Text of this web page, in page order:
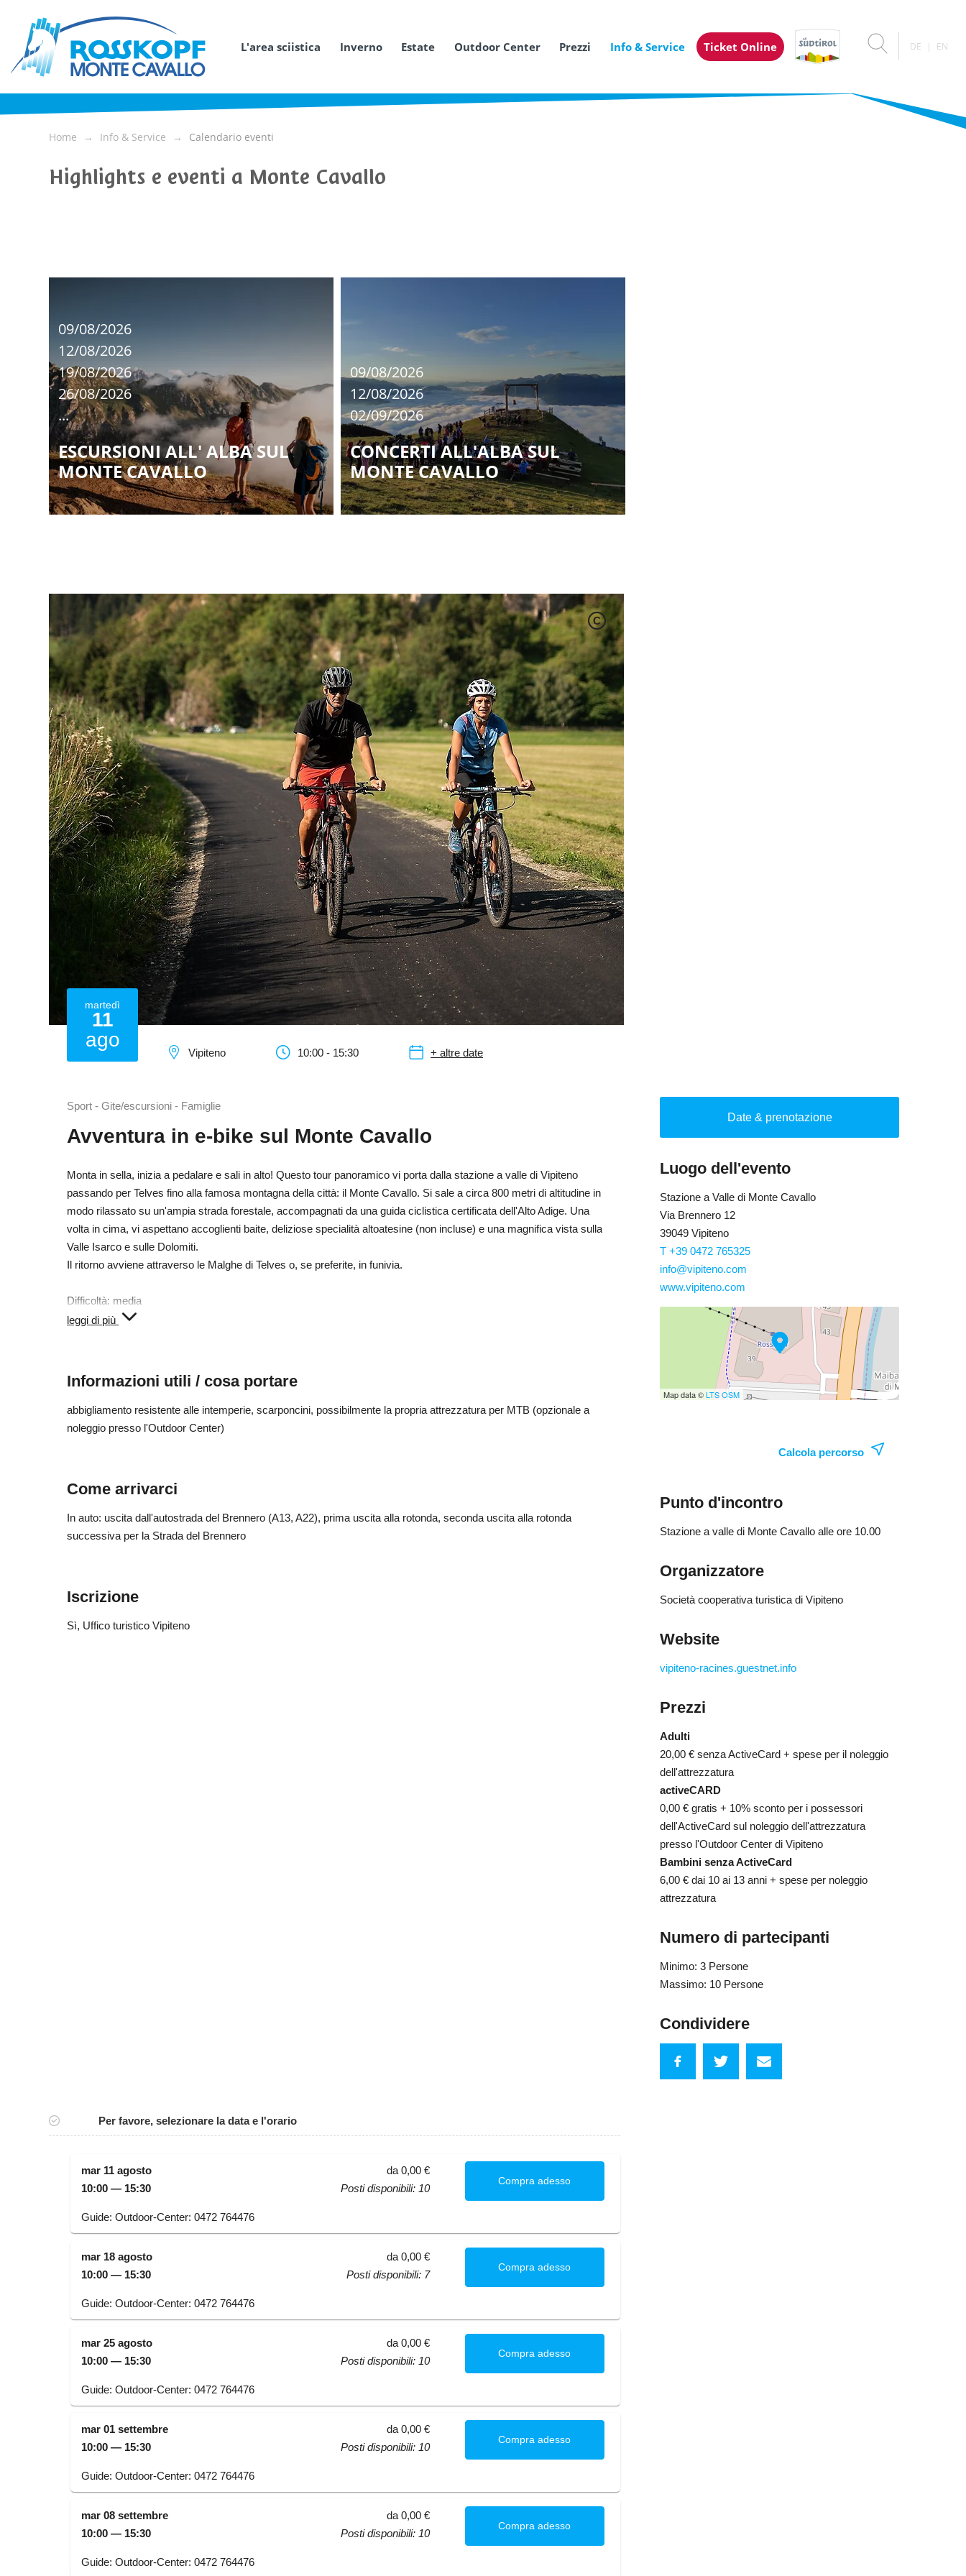
L'area sciistica Inverno Estate Outdoor Center Prezzi Info & Service Ticket Online DE EN
Home Info & Service Calendario eventi
Highlights e eventi a Monte Cavallo
09/08/2026
12/08/2026
19/08/2026
26/08/2026
...
ESCURSIONI ALL' ALBA SUL
MONTE CAVALLO
09/08/2026
12/08/2026
02/09/2026
CONCERTI ALL'ALBA SUL
MONTE CAVALLO
C
martedì
11
ago
Vipiteno 10:00 - 15:30 + altre date
Sport - Gite/escursioni - Famiglie
Avventura in e-bike sul Monte Cavallo
Monta in sella, inizia a pedalare e sali in alto! Questo tour panoramico vi porta dalla stazione a valle di Vipiteno
passando per Telves fino alla famosa montagna della città: il Monte Cavallo. Si sale a circa 800 metri di altitudine in
modo rilassato su un'ampia strada forestale, accompagnati da una guida ciclistica certificata dell'Alto Adige. Una
volta in cima, vi aspettano accoglienti baite, deliziose specialità altoatesine (non incluse) e una magnifica vista sulla
Valle Isarco e sulle Dolomiti.
Il ritorno avviene attraverso le Malghe di Telves o, se preferite, in funivia.
Difficoltà: media
Partecipanti: min. 3 e mass. 10 persone
leggi di più
Informazioni utili / cosa portare
abbigliamento resistente alle intemperie, scarponcini, possibilmente la propria attrezzatura per MTB (opzionale a
noleggio presso l'Outdoor Center)
Come arrivarci
In auto: uscita dall'autostrada del Brennero (A13, A22), prima uscita alla rotonda, seconda uscita alla rotonda
successiva per la Strada del Brennero
Iscrizione
Sì, Uffico turistico Vipiteno
Date & prenotazione
Luogo dell'evento
Stazione a Valle di Monte Cavallo
Via Brennero 12
39049 Vipiteno
T +39 0472 765325
info@vipiteno.com
www.vipiteno.com
Map data ©LTS OSM
Calcola percorso
Punto d'incontro
Stazione a valle di Monte Cavallo alle ore 10.00
Organizzatore
Società cooperativa turistica di Vipiteno
Website
vipiteno-racines.guestnet.info
Prezzi
Adulti
20,00 €senza ActiveCard + spese per il noleggio
dell'attrezzatura
activeCARD
0,00 €gratis + 10% sconto per i possessori
dell'ActiveCard sul noleggio dell'attrezzatura
presso l'Outdoor Center di Vipiteno
Bambini senza ActiveCard
6,00 €dai 10 ai 13 anni + spese per noleggio
attrezzatura
Numero di partecipanti
Minimo: 3 Persone
Massimo: 10 Persone
Condividere